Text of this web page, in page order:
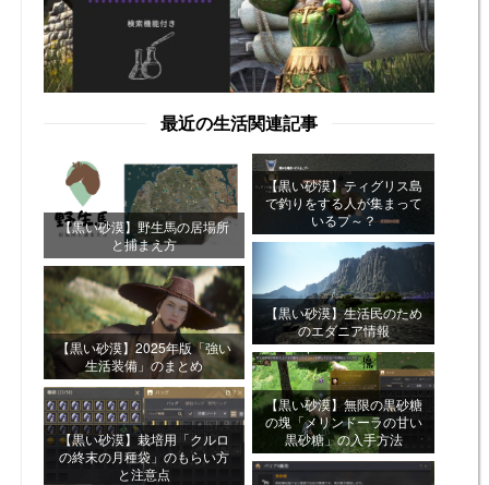
最近の生活関連記事
【黒い砂漠】野生馬の居場所
と捕まえ方
【黒い砂漠】ティグリス島
で釣りをする人が集まって
いるプ～？
【黒い砂漠】2025年版「強い
生活装備」のまとめ
【黒い砂漠】生活民のため
のエダニア情報
【黒い砂漠】栽培用「クルロ
の終末の月種袋」のもらい方
と注意点
【黒い砂漠】無限の黒砂糖
の塊「メリンドーラの甘い
黒砂糖」の入手方法